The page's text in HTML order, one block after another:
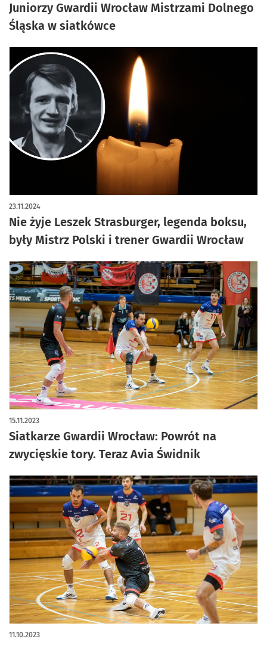
Juniorzy Gwardii Wrocław Mistrzami Dolnego
Śląska w siatkówce
Nie żyje Leszek Strasburger, legenda boksu,
były Mistrz Polski i trener Gwardii Wrocław
23.11.2024
Siatkarze Gwardii Wrocław: Powrót na
zwycięskie tory. Teraz Avia Świdnik
15.11.2023
11.10.2023